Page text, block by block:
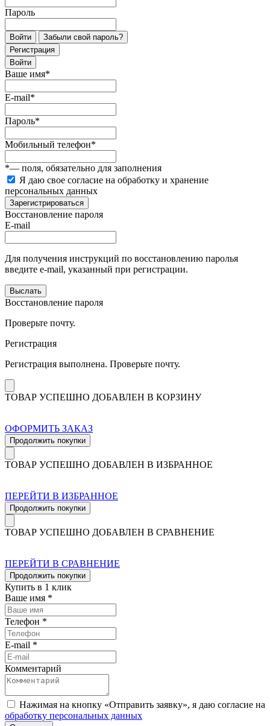
Пароль
Войти
Забыли свой пароль?
Регистрация
Войти
Ваше имя*
E-mail*
Пароль*
Мобильный телефон*
*— поля, обязательно для заполнения
Я даю свое согласие на обработку и хранение
персональных данных
Зарегистрироваться
Восстановление пароля
E-mail
Для получения инструкций по восстановлению паролья
введите e-mail, указанный при регистрации.
Выслать
Восстановление пароля
Проверьте почту.
Регистрация
Регистрация выполнена. Проверьте почту.
ТОВАР УСПЕШНО ДОБАВЛЕН В КОРЗИНУ
ОФОРМИТЬ ЗАКАЗ
Продолжить покупки
ТОВАР УСПЕШНО ДОБАВЛЕН В ИЗБРАННОЕ
ПЕРЕЙТИ В ИЗБРАННОЕ
Продолжить покупки
ТОВАР УСПЕШНО ДОБАВЛЕН В СРАВНЕНИЕ
ПЕРЕЙТИ В СРАВНЕНИЕ
Продолжить покупки
Купить в 1 клик
Ваше имя *
Телефон *
E-mail *
Комментарий
Нажимая на кнопку «Отправить заявку», я даю согласие на
обработку персональных данных